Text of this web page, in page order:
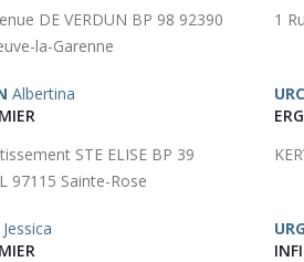
DE VERDUN BP 98 92390
la-Garenne
1
Albertina
STE ELISE BP 39
97115 Sainte-Rose
Jessica